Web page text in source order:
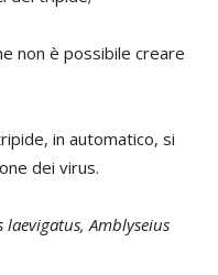
non è possibile creare
in automatico, si
dei virus.
laevigatus, Amblyseius